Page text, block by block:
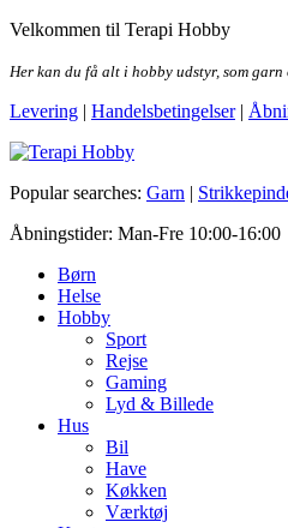
Skip
the
Velkommen til Terapi Hobby
Her kan du få alt i hobby udstyr, som
Levering | Handelsbetingelser|
Terapi Hobby
Popular searches: Garn |
Åbningstider: Man-Fre 10:00-16:00
Børn
Helse
Hobby
Sport
Rejse
Gaming
Lyd & Billede
Hus
Bil
Have
Køkken
Værktøj